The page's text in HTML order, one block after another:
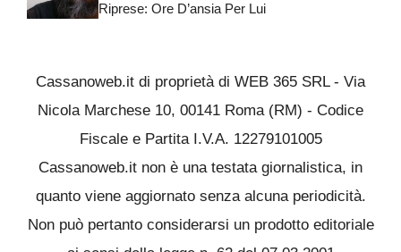
Riprese: Ore D’ansia Per Lui
Cassanoweb.it di proprietà di WEB 365 SRL - Via
Nicola Marchese 10, 00141 Roma (RM) - Codice
Fiscale e Partita I.V.A. 12279101005
Cassanoweb.it non è una testata giornalistica, in
quanto viene aggiornato senza alcuna periodicità.
Non può pertanto considerarsi un prodotto editoriale